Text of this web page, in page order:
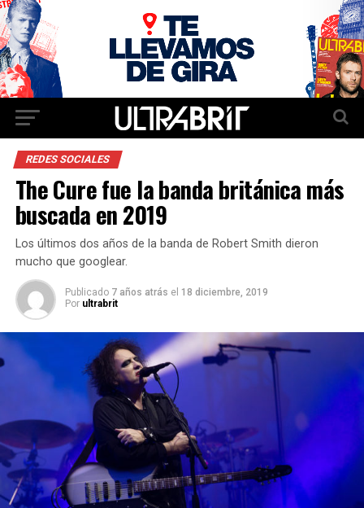
REDES SOCIALES
The Cure fue la banda británica más
buscada en 2019
Los últimos dos años de la banda de Robert Smith dieron
mucho que googlear.
Publicado 7 años atrás el 18 diciembre, 2019
Por ultrabrit